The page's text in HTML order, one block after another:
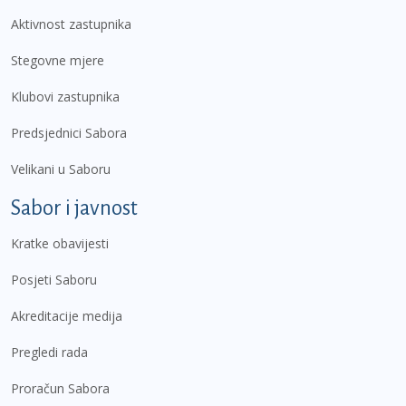
Aktivnost zastupnika
Stegovne mjere
Klubovi zastupnika
Predsjednici Sabora
Velikani u Saboru
Sabor i javnost
Kratke obavijesti
Posjeti Saboru
Akreditacije medija
Pregledi rada
Proračun Sabora